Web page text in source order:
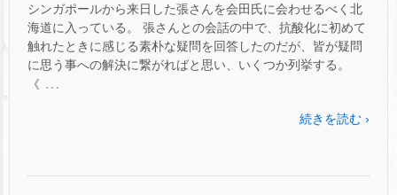
シンガポールから来日した張さんを会田氏に会わせるべく北
海道に入っている。 張さんとの会話の中で、抗酸化に初めて
触れたときに感じる素朴な疑問を回答したのだが、皆が疑問
に思う事への解決に繋がればと思い、いくつか列挙する。
《 …
続きを読む ›